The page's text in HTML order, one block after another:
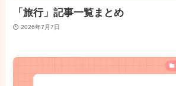
「旅行」記事一覧まとめ
2026年7月7日